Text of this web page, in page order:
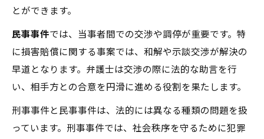
とができます。
民事事件では、当事者間での交渉や調停が重要です。特
に損害賠償に関する事案では、和解や示談交渉が解決の
早道となります。弁護士は交渉の際に法的な助言を行
い、相手方との合意を円滑に進める役割を果たします。
刑事事件と民事事件は、法的には異なる種類の問題を扱
っています。刑事事件では、社会秩序を守るために犯罪